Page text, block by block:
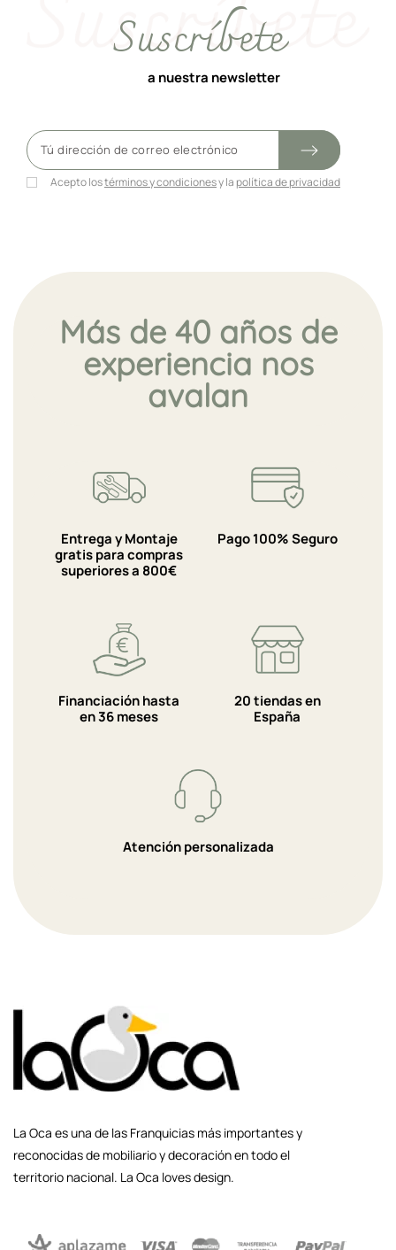
Suscríbete
a nuestra newsletter
Acepto lostérminos y condicionesy la política de privacidad
Más de 40 años de
experiencia nos
avalan
Entrega y Montaje
gratis para compras
superiores a 800€
Pago 100% Seguro
Financiación hasta
en 36 meses
20 tiendas en
España
Atención personalizada
La Oca es una de las Franquicias más importantes y
reconocidas de mobiliario y decoración en todo el
territorio nacional. La Oca loves design.